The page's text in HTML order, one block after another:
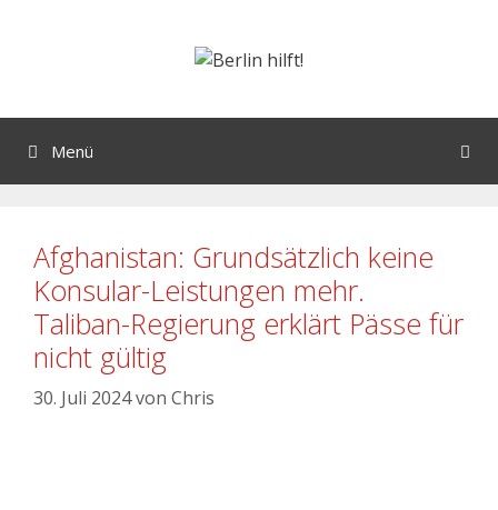
Menü
Afghanistan: Grundsätzlich keine
Konsular-Leistungen mehr.
Taliban-Regierung erklärt Pässe für
nicht gültig
30. Juli 2024von Chris